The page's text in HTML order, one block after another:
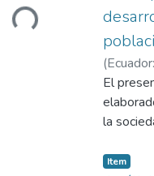
estudio
cual
Loading...
(
Klever
El
la
Item